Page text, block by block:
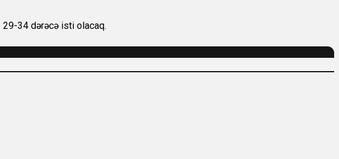
29-34 dərəcə isti olacaq.